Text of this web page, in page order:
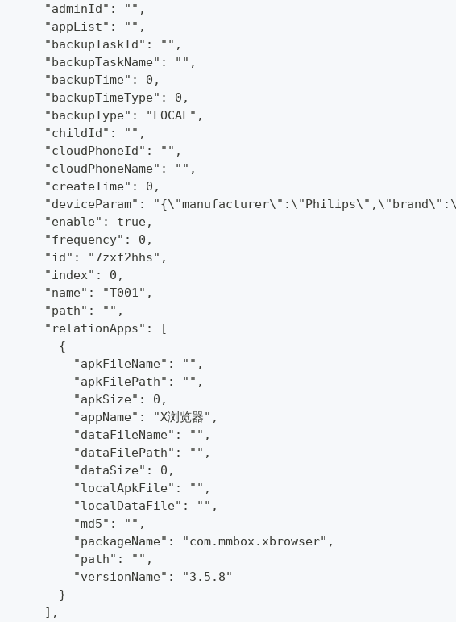
      "adminId": "",
      "appList": "",
      "backupTaskId": "",
      "backupTaskName": "",
      "backupTime": 0,
      "backupTimeType": 0,
      "backupType": "LOCAL",
      "childId": "",
      "cloudPhoneId": "",
      "cloudPhoneName": "",
      "createTime": 0,
"deviceParam":
      "enable": true,
      "frequency": 0,
      "id": "7zxf2hhs",
      "index": 0,
      "name": "T001",
      "path": "",
      "relationApps": [
        {
          "apkFileName": "",
          "apkFilePath": "",
          "apkSize": 0,
          "appName": "X浏览器",
          "dataFileName": "",
          "dataFilePath": "",
          "dataSize": 0,
          "localApkFile": "",
          "localDataFile": "",
          "md5": "",
          "packageName": "com.mmbox.xbrowser",
          "path": "",
          "versionName": "3.5.8"
        }
      ],